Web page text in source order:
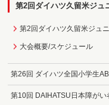
第2回ダイハツ久留米ジュ
第2回ダイハツ久留米ジュ
大会概要/スケジュール
第26回 ダイハツ全国小学生
第10回 DAIHATSU日本障が